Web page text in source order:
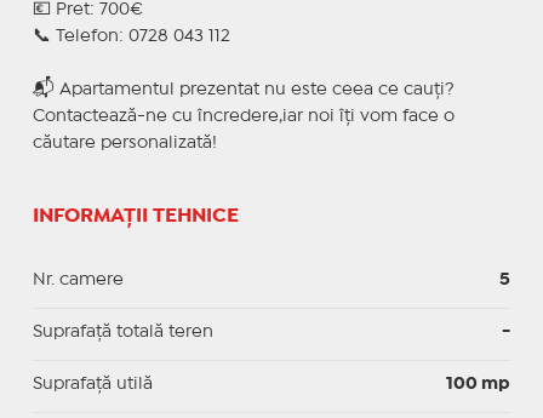
💶 Pret: 700€
📞 Telefon: 0728 043 112
📬 Apartamentul prezentat nu este ceea ce cauți?
Contactează-ne cu încredere,iar noi îți vom face o
căutare personalizată!
INFORMAȚII TEHNICE
Nr. camere 5
Suprafață totală teren -
Suprafaţă utilă 100 mp